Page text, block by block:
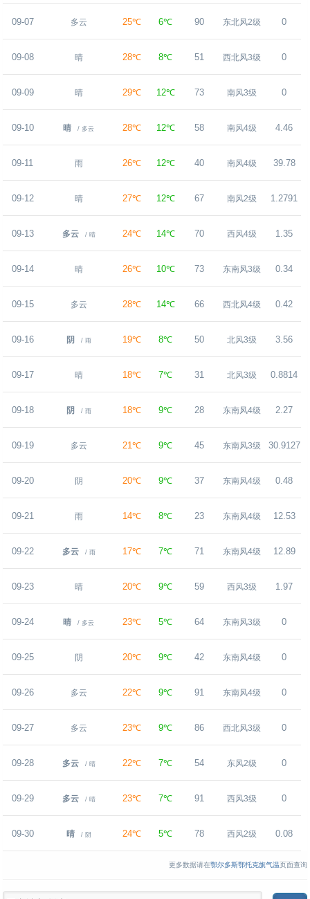
09-07 多云 25℃ 6℃ 90 东北风2级 0
09-08 晴 28℃ 8℃ 51 西北风3级 0
09-09 晴 29℃ 12℃ 73 南风3级 0
09-10 晴 / 多云 28℃ 12℃ 58 南风4级 4.46
09-11 雨 26℃ 12℃ 40 南风4级 39.78
09-12 晴 27℃ 12℃ 67 南风2级 1.2791
09-13 多云 / 晴 24℃ 14℃ 70 西风4级 1.35
09-14 晴 26℃ 10℃ 73 东南风3级 0.34
09-15 多云 28℃ 14℃ 66 西北风4级 0.42
09-16 阴 / 雨 19℃ 8℃ 50 北风3级 3.56
09-17 晴 18℃ 7℃ 31 北风3级 0.8814
09-18 阴 / 雨 18℃ 9℃ 28 东南风4级 2.27
09-19 多云 21℃ 9℃ 45 东南风3级 30.9127
09-20 阴 20℃ 9℃ 37 东南风4级 0.48
09-21 雨 14℃ 8℃ 23 东南风4级 12.53
09-22 多云 / 雨 17℃ 7℃ 71 东南风4级 12.89
09-23 晴 20℃ 9℃ 59 西风3级 1.97
09-24 晴 / 多云 23℃ 5℃ 64 东南风3级 0
09-25 阴 20℃ 9℃ 42 东南风4级 0
09-26 多云 22℃ 9℃ 91 东南风4级 0
09-27 多云 23℃ 9℃ 86 西北风3级 0
09-28 多云 / 晴 22℃ 7℃ 54 东风2级 0
09-29 多云 / 晴 23℃ 7℃ 91 西风3级 0
09-30 晴 / 阴 24℃ 5℃ 78 西风2级 0.08
更多数据请在鄂尔多斯鄂托克旗气温页面查询